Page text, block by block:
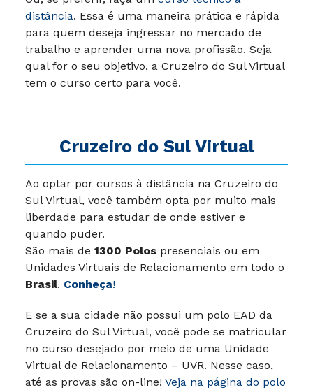
distância. Essa é uma maneira prática e rápida
para quem deseja ingressar no mercado de
trabalho e aprender uma nova profissão. Seja
qual for o seu objetivo, a Cruzeiro do Sul Virtual
tem o curso certo para você.
Cruzeiro do Sul Virtual
Ao optar por cursos à distância na Cruzeiro do
Sul Virtual, você também opta por muito mais
liberdade para estudar de onde estiver e
quando puder.
São mais de 1300 Polos presenciais ou em
Unidades Virtuais de Relacionamento em todo o
Brasil. Conheça!
E se a sua cidade não possui um polo EAD da
Cruzeiro do Sul Virtual, você pode se matricular
no curso desejado por meio de uma Unidade
Virtual de Relacionamento – UVR. Nesse caso,
até as provas são on-line! Veja na página do polo